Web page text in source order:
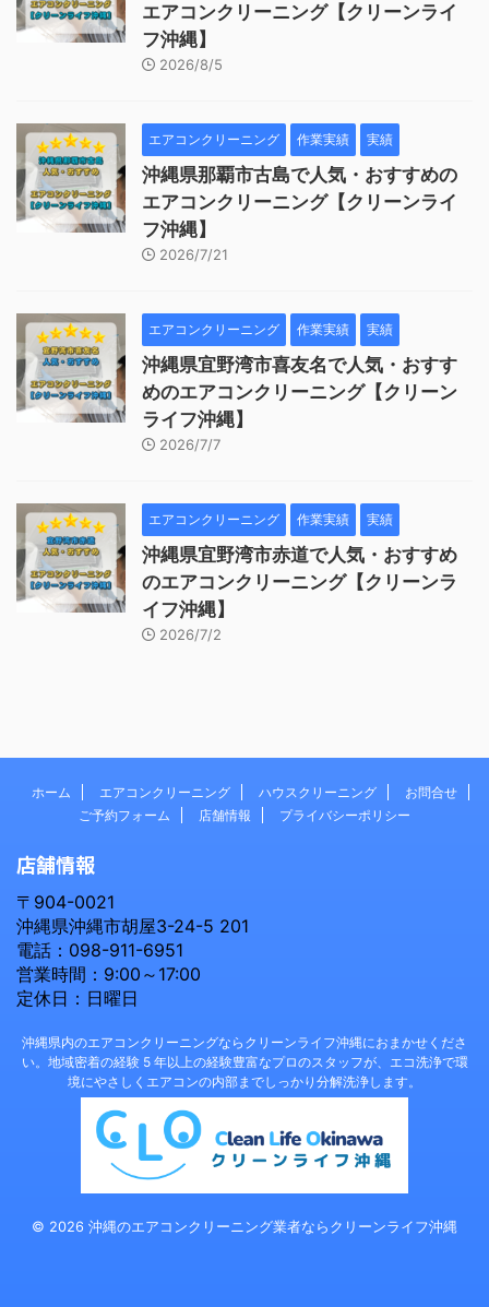
エアコンクリーニング【クリーンライ
フ沖縄】
2026/8/5
エアコンクリーニング 作業実績 実績
沖縄県那覇市古島で人気・おすすめの
エアコンクリーニング【クリーンライ
フ沖縄】
2026/7/21
エアコンクリーニング 作業実績 実績
沖縄県宜野湾市喜友名で人気・おすす
めのエアコンクリーニング【クリーン
ライフ沖縄】
2026/7/7
エアコンクリーニング 作業実績 実績
沖縄県宜野湾市赤道で人気・おすすめ
のエアコンクリーニング【クリーンラ
イフ沖縄】
2026/7/2
ホーム エアコンクリーニング ハウスクリーニング
お問合せ
ご予約フォーム
店舗情報 プライバシーポリシー
店舗情報
〒904-0021
沖縄県沖縄市胡屋3-24-5 201
電話：098-911-6951
営業時間：9:00～17:00
定休日：日曜日
沖縄県内のエアコンクリーニングならクリーンライフ沖縄におまかせくださ
い。地域密着の経験 5 年以上の経験豊富なプロのスタッフが、エコ洗浄で環
境にやさしくエアコンの内部までしっかり分解洗浄します。
© 2026 沖縄のエアコンクリーニング業者ならクリーンライフ沖縄